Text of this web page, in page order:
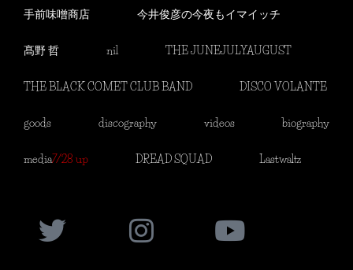
手前味噌商店 今井俊彦の今夜もイマイッチ
髙野 哲 nil THE JUNEJULYAUGUST
THE BLACK COMET CLUB BAND DISCO VOLANTE
goods discography videos biography
media7/28 up DREAD SQUAD Lastwaltz